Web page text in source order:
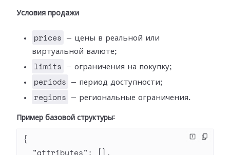
Условия продажи
prices
— цены в реальной или
виртуальной валюте;
limits — ограничения на покупку;
periods — период доступности;
regions — региональные ограничения.
Пример базовой структуры:
{
  "attributes"
: [],